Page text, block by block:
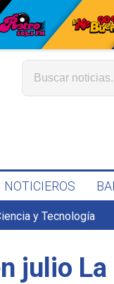
NOTICIEROS
y Tecnología
julio